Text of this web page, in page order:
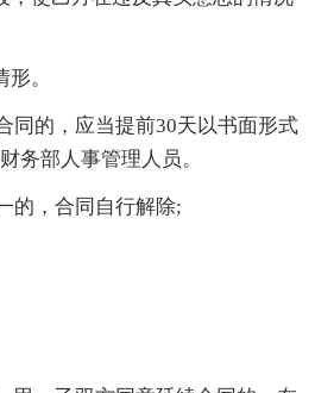
。
同的，应当提前30天以书面形式
务部人事管理人员。
的，合同自行解除;